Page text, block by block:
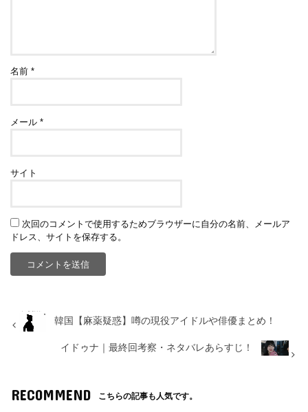
名前*
メール*
サイト
次回のコメントで使用するためブラウザーに自分の名前、メールア
ドレス、サイトを保存する。
韓国【麻薬疑惑】噂の現役アイドルや俳優まとめ！
イドゥナ｜最終回考察・ネタバレあらすじ！
RECOMMEND こちらの記事も人気です。